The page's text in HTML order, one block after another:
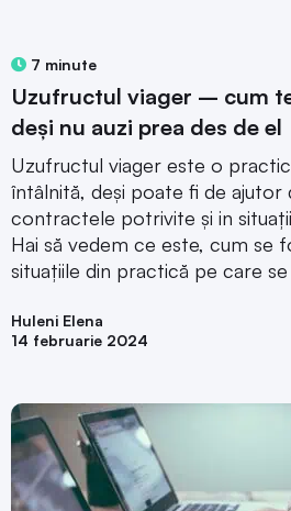
7 minute
Uzufructul viager – cum
deși nu auzi prea des de el
Uzufructul viager este o
întâlnită, deși poate fi de ajutor
contractele potrivite și in
Hai să vedem ce este, cum se
situațiile din practică pe care se
Huleni Elena
14 februarie 2024